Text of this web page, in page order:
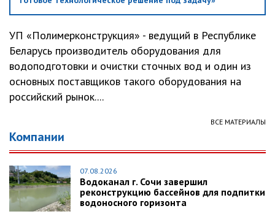
УП «Полимерконструкция» - ведущий в Республике
Беларусь производитель оборудования для
водоподготовки и очистки сточных вод и один из
основных поставщиков такого оборудования на
российский рынок....
ВСЕ МАТЕРИАЛЫ
Компании
07.08.2026
Водоканал г. Сочи завершил
реконструкцию бассейнов для подпитки
водоносного горизонта